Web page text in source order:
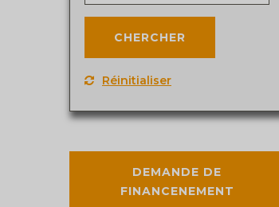
Réinitialiser
DEMANDE DE
FINANCENEMENT